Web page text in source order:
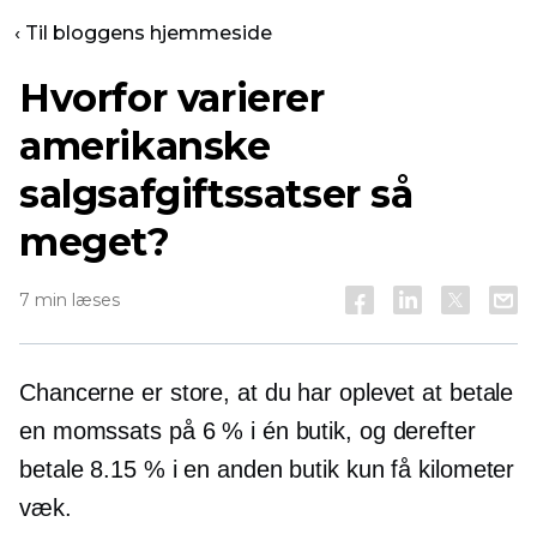
‹ Til bloggens hjemmeside
Hvorfor varierer
amerikanske
salgsafgiftssatser så
meget?
7 min læses
Chancerne er store, at du har oplevet at betale
en momssats på 6 % i én butik, og derefter
betale 8.15 % i en anden butik kun få kilometer
væk.